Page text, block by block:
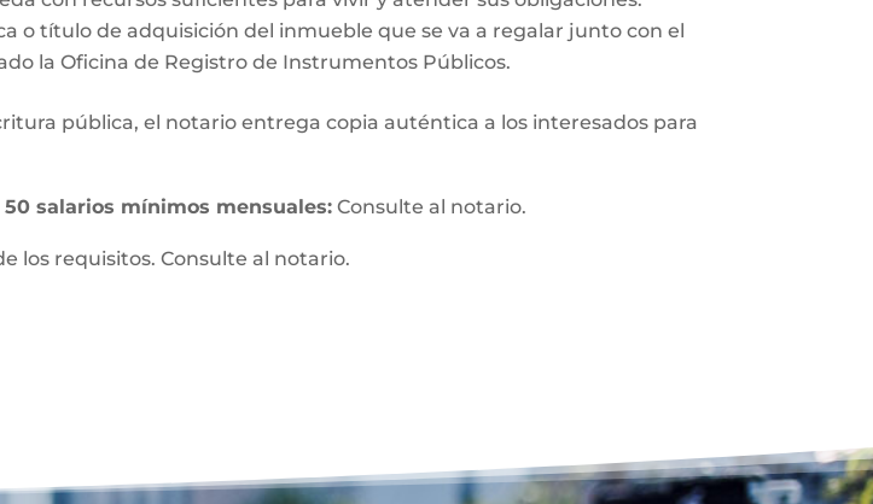
o título de adquisición del inmueble que se va a regalar junto con el
la Oficina de Registro de Instrumentos Públicos.
pública, el notario entrega copia auténtica a los interesados para
salarios mínimos mensuales: Consulte al notario.
los requisitos. Consulte al notario.